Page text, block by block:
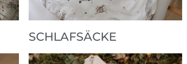
SCHLAFSÄCKE